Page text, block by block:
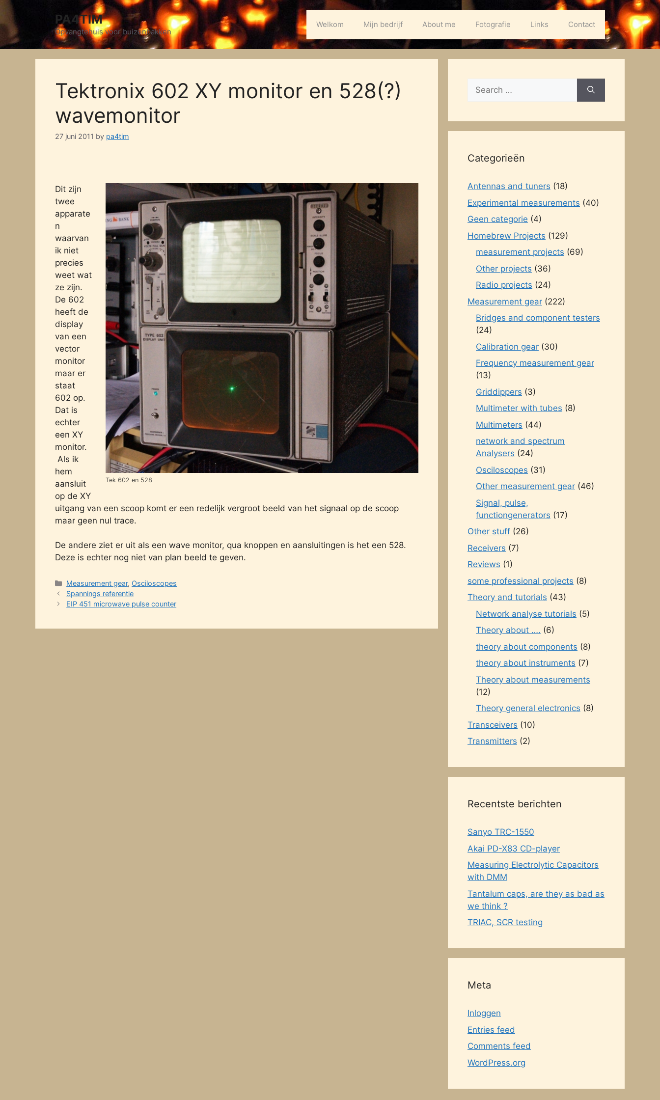
Skip
content
PA4TIM
Opvangtehuis voor buizenbakken
Welkom Mijn bedrijf About me Fotografie Links Contact
Tektronix 602 XY monitor en 528(?)
wavemonitor
27 juni 2011 by pa4tim
Tek 602 en 528
Dit zijn
twee
apparate
n
waarvan
ik niet
precies
weet wat
ze zijn.
De 602
heeft de
display
van een
vector
monitor
maar er
staat
602 op.
Dat is
echter
een XY
monitor.
Als ik
hem
aansluit
op de XY
uitgang van een scoop komt er een redelijk vergroot beeld van het signaal op de scoop
maar geen nul trace.
De andere ziet er uit als een wave monitor, qua knoppen en aansluitingen is het een 528.
Deze is echter nog niet van plan beeld te geven.
Categories
Measurement gear, Osciloscopes
Spannings referentie
EIP 451 microwave pulse counter
Search
for:
Categorieën
Antennas and tuners (18)
Experimental measurements (40)
Geen categorie (4)
Homebrew Projects (129)
measurement projects (69)
Other projects (36)
Radio projects (24)
Measurement gear (222)
Bridges and component testers
(24)
Calibration gear (30)
Frequency measurement gear
(13)
Griddippers (3)
Multimeter with tubes (8)
Multimeters (44)
network and spectrum
Analysers (24)
Osciloscopes (31)
Other measurement gear (46)
Signal, pulse,
functiongenerators (17)
Other stuff (26)
Receivers (7)
Reviews (1)
some professional projects (8)
Theory and tutorials (43)
Network analyse tutorials (5)
Theory about …. (6)
theory about components (8)
theory about instruments (7)
Theory about measurements
(12)
Theory general electronics (8)
Transceivers (10)
Transmitters (2)
Recentste berichten
Sanyo TRC-1550
Akai PD-X83 CD-player
Measuring Electrolytic Capacitors
with DMM
Tantalum caps, are they as bad as
we think ?
TRIAC, SCR testing
Meta
Inloggen
Entries feed
Comments feed
WordPress.org